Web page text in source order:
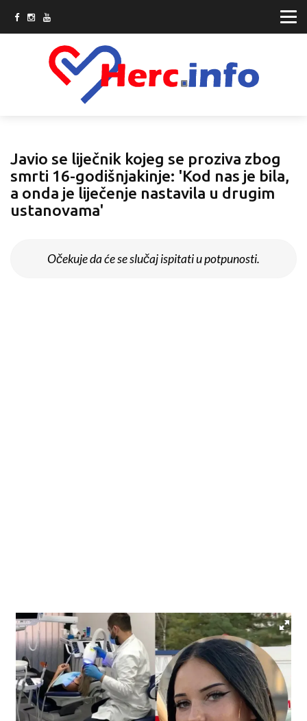
Javio se liječnik kojeg se proziva zbog
smrti 16-godišnjakinje: 'Kod nas je bila,
a onda je liječenje nastavila u drugim
ustanovama'
Očekuje da će se slučaj ispitati u potpunosti.